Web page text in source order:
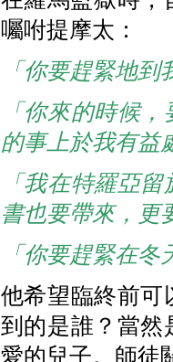
囑咐提摩太：
「你要趕緊地
「你來的時候
的事上於我有益
「我在特羅亞
書也要帶來，更
「你要趕緊在
他希望臨終前可
到的是誰？當然
愛的兒子。師徒